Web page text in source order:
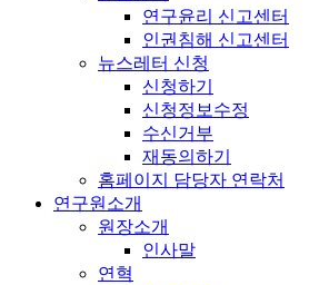
연구윤리 신고센터
인권침해 신고센터
뉴스레터 신청
신청하기
신청정보수정
수신거부
재동의하기
홈페이지 담당자 연락처
연구원소개
원장소개
인사말
연혁